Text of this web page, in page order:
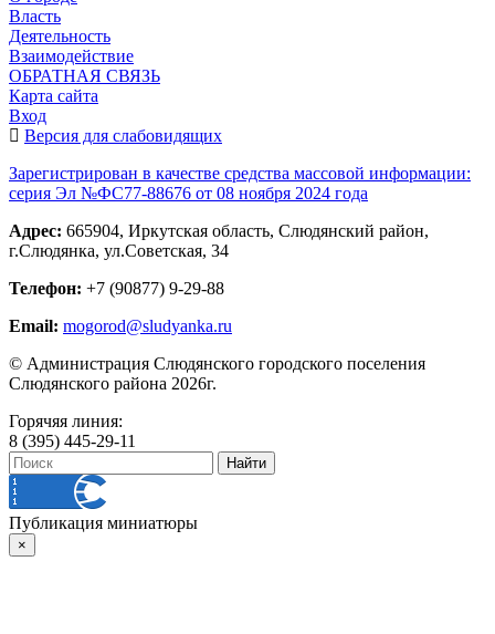
Власть
Деятельность
Взаимодействие
ОБРАТНАЯ СВЯЗЬ
Карта сайта
Вход
Версия для слабовидящих
Зарегистрирован в качестве средства массовой информации:
серия Эл №ФС77-88676 от 08 ноября 2024 года
Адрес: 665904, Иркутская область, Слюдянский район,
г.Слюдянка, ул.Советская, 34
Телефон: +7 (90877) 9-29-88
Email: mogorod@sludyanka.ru
© Администрация Слюдянского городского поселения
Слюдянского района 2026г.
Горячяя линия:
8 (395) 445-29-11
Публикация миниатюры
×